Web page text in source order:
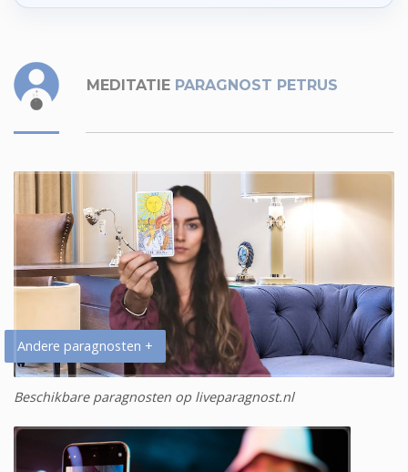
MEDITATIE PARAGNOST PETRUS
Andere paragnosten +
Beschikbare paragnosten op liveparagnost.nl